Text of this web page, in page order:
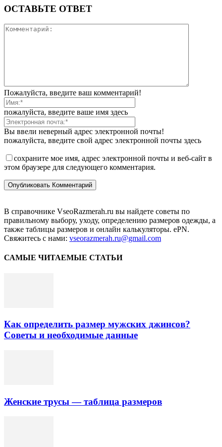
ОСТАВЬТЕ ОТВЕТ
Пожалуйста, введите ваш комментарий!
пожалуйста, введите ваше имя здесь
Вы ввели неверный адрес электронной почты!
пожалуйста, введите свой адрес электронной почты здесь
сохраните мое имя, адрес электронной почты и веб-сайт в
этом браузере для следующего комментария.
В справочнике VseoRazmerah.ru вы найдете советы по
правильному выбору, уходу, определению размеров одежды, а
также таблицы размеров и онлайн калькуляторы. ePN.
Свяжитесь с нами: vseorazmerah.ru@gmail.com
САМЫЕ ЧИТАЕМЫЕ СТАТЬИ
Как определить размер мужских джинсов?
Советы и необходимые данные
Женские трусы — таблица размеров